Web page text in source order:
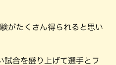
がたくさん得られると思い
試合を盛り上げて選手とフ